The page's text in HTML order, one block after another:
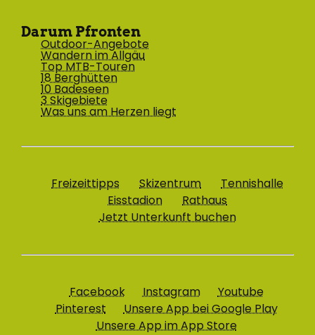
Darum Pfronten
Outdoor-Angebote
Wandern im Allgäu
Top MTB-Touren
18 Berghütten
10 Badeseen
3 Skigebiete
Was uns am Herzen liegt
Freizeittipps Skizentrum
Tennishalle
Eisstadion
Rathaus
Jetzt Unterkunft buchen
Facebook Instagram
Youtube
Pinterest
Unsere App bei Google Play
Unsere App im App Store